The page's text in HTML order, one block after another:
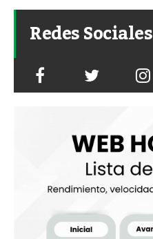
Redes Sociales